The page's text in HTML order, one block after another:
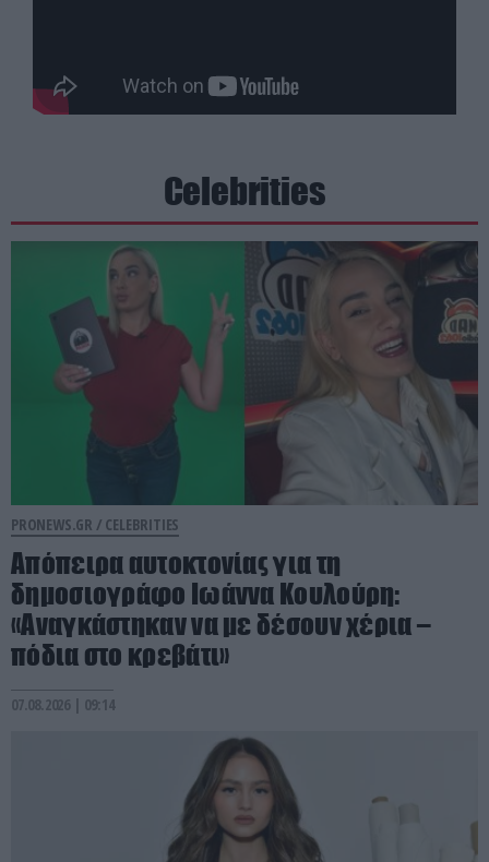
Celebrities
PRONEWS.GR / CELEBRITIES
Απόπειρα αυτοκτονίας για τη
δημοσιογράφο Ιωάννα Κουλούρη:
«Αναγκάστηκαν να με δέσουν χέρια –
πόδια στο κρεβάτι»
07.08.2026 | 09:14